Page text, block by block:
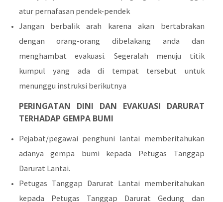
atur pernafasan pendek-pendek
Jangan berbalik arah karena akan bertabrakan
dengan orang-orang dibelakang anda dan
menghambat evakuasi. Segeralah menuju titik
kumpul yang ada di tempat tersebut untuk
menunggu instruksi berikutnya
PERINGATAN DINI DAN EVAKUASI DARURAT
TERHADAP GEMPA BUMI
Pejabat/pegawai penghuni lantai memberitahukan
adanya gempa bumi kepada Petugas Tanggap
Darurat Lantai.
Petugas Tanggap Darurat Lantai memberitahukan
kepada Petugas Tanggap Darurat Gedung dan